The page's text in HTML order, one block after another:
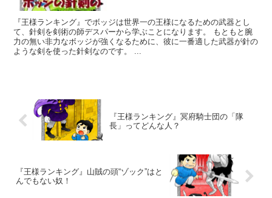
『王様ランキング』でボッジは世界一の王様になるための武器とし
て、針剣を剣術の師デスパーから学ぶことになります。 もともと腕
力の無い非力なボッジが強くなるために、彼に一番適した武器が針の
ような剣を使った針剣なのです。 ...
『王様ランキング』冥府騎士団の「隊
長」ってどんな人？
『王様ランキング』山賊の頭“ゾック”はと
んでもない奴！